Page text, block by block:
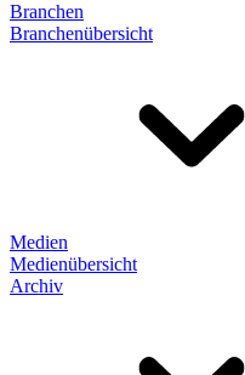
Branchen
Branchenübersicht
Medien
Medienübersicht
Archiv